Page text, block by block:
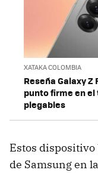
XATAKA COLOMBIA
Reseña Galaxy
punto firme en
plegables
Estos
de Samsung en